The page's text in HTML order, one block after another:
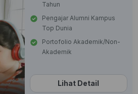
Tahun
Pengajar Alumni Kampus
Top Dunia
Portofolio Akademik/Non-
Akademik
Lihat Detail